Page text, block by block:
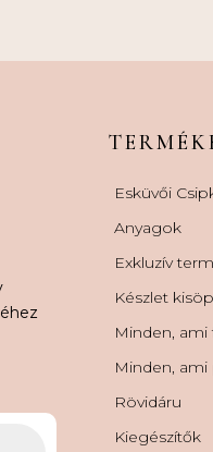
Esküvői
Anyagok
Exkluzív
Készlet
Minden, ami
Minden, ami
Rövidáru
Kiegészítők